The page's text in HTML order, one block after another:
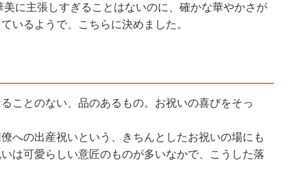
に主張しすぎることはないのに、確かな華やかさが
いるようで、こちらに決めました。
ことのない、品のあるもの。お祝いの喜びをそっ
への出産祝いという、きちんとしたお祝いの場にも
は可愛らしい意匠のものが多いなかで、こうした落